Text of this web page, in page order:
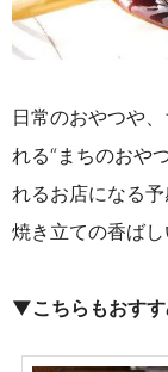
日常のおやつや
れる“まちのおや
れるお店になる予
焼き立ての香ばし
▼こちらもおす